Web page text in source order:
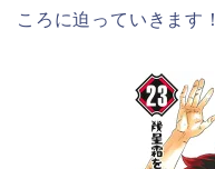
ころに迫っていきます！